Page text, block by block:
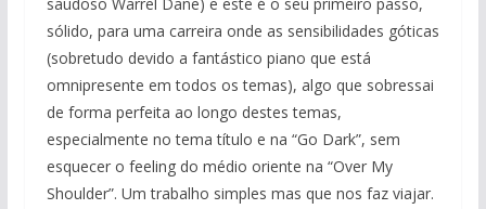
sólido, para uma carreira onde as sensibilidades góticas
(sobretudo devido a fantástico piano que está
omnipresente em todos os temas), algo que sobressai
de forma perfeita ao longo destes temas,
especialmente no tema título e na “Go Dark”, sem
esquecer o feeling do médio oriente na “Over My
Shoulder”. Um trabalho simples mas que nos faz viajar.